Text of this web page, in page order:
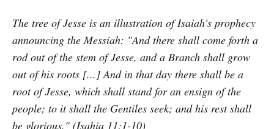
The tree of Jesse is an illustration of Isaiah's prophecy
announcing the Messiah: "And there shall come forth a
rod out of the stem of Jesse, and a Branch shall grow
out of his roots [...] And in that day there shall be a
root of Jesse, which shall stand for an ensign of the
people; to it shall the Gentiles seek; and his rest shall
be glorious." (Isahia 11:1-10)